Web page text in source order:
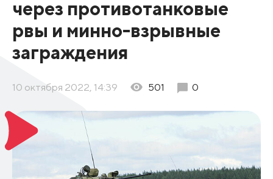
через противотанковые
рвы и минно-взрывные
заграждения
10 октября 2022, 14:39 501 0